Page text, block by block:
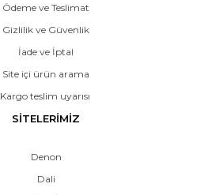
Ödeme ve Teslimat
Gizlilik ve Güvenlik
İade ve İptal
Site içi ürün arama
Kargo teslim uyarısı
SİTELERİMİZ
Denon
Dali